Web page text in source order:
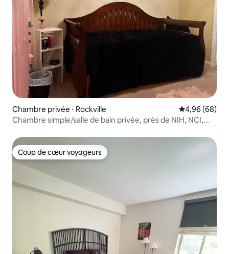
Chambre privée ⋅ Rockville Évaluation
4,96 (68)
Chambre simple/salle de bain privée, près de NIH, NCI,
Coup de cœur voyageurs
Coup de cœur voyageurs